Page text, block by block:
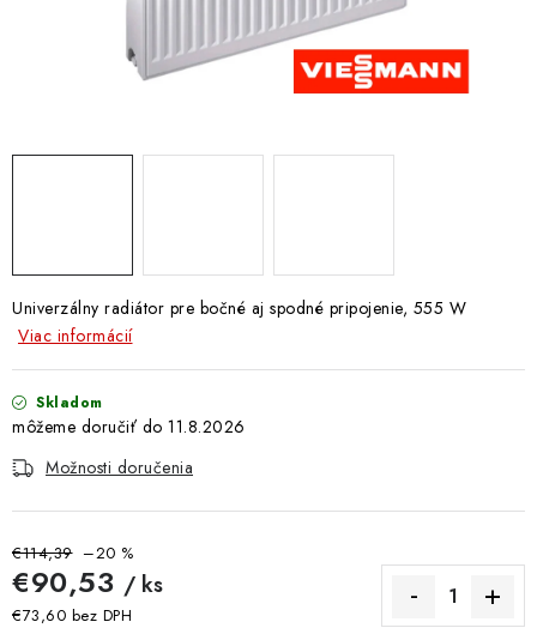
Univerzálny radiátor pre bočné aj spodné pripojenie, 555 W
Viac informácií
Skladom
11.8.2026
Možnosti doručenia
€114,39 –20 %
€90,53 / ks
€73,60 bez DPH